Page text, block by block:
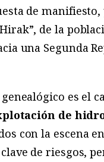
de
de la
una Segunda
es
de
con la escena
de riesgos,